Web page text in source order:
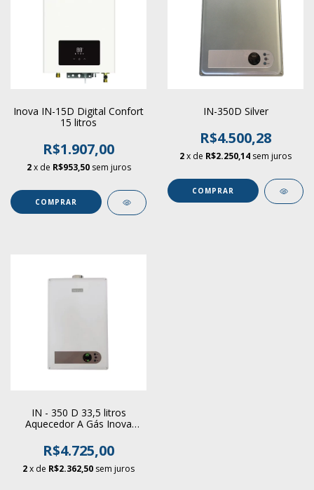
Inova IN-15D Digital Confort
15 litros
R$1.907,00
2 x de R$953,50 sem juros
COMPRAR
IN-350D Silver
R$4.500,28
2x de R$2.250,14 sem juros
IN - 350 D 33,5 litros
Aquecedor A Gás Inova
R$4.725,00
2x de R$2.362,50 sem juros